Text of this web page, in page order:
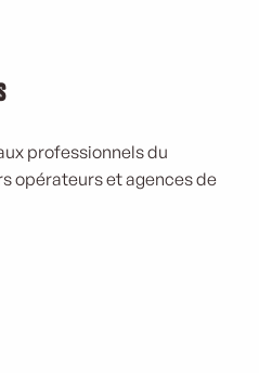
professionnels du
opérateurs et agences de